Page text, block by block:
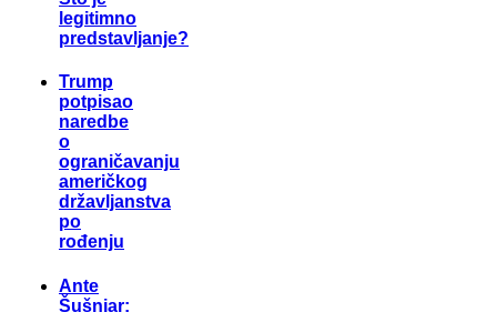
legitimno
predstavljanje?
Trump
potpisao
naredbe
o
ograničavanju
američkog
državljanstva
po
rođenju
Ante
Šušnjar: